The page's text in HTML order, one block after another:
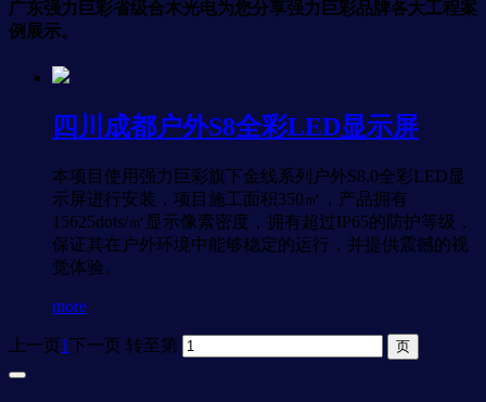
广东强力巨彩省级合木光电为您分享强力巨彩品牌各大工程案
例展示。
四川成都户外S8全彩LED显示屏
本项目使用强力巨彩旗下金线系列户外S8.0全彩LED显
示屏进行安装，项目施工面积350㎡，产品拥有
15625dots/㎡显示像素密度，拥有超过IP65的防护等级，
保证其在户外环境中能够稳定的运行，并提供震撼的视
觉体验。
more
上一页1下一页 转至第